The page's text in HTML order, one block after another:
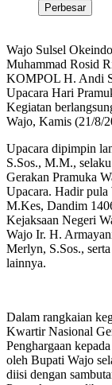
Perbesar
Wajo Sulsel
Muhammad Rosid
KOMPOL H. Andi
Upacara Hari
Kegiatan
Wajo, Kamis (21/8/
Upacara dipimpin
S.Sos., M.M.,
Gerakan Pramuka
Upacara. Hadir
M.Kes, Dandim
Kejaksaan Negeri
Wajo Ir. H.
Merlyn, S.Sos.,
lainnya.
Dalam rangkaian
Kwartir Nasional
Penghargaan
oleh Bupati Wajo
diisi dengan